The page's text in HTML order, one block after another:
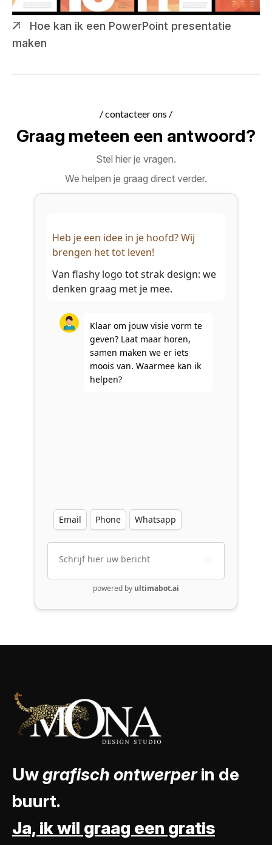
maken
/ contacteer ons /
Graag meteen een antwoord?
Stel hier je vragen.
We helpen je graag direct verder.
Uwgrafisch ontwerperin de
buurt.
Ja, ik wil graag een gratis